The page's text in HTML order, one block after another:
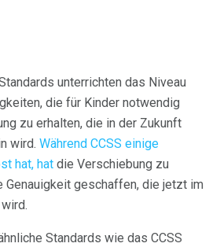
unterrichten das Niveau
die für Kinder notwendig
zu erhalten, die in der Zukunft
wird. Während CCSS einige
hat, hat die Verschiebung zu
Genauigkeit geschaffen, die jetzt im
Standards wie das CCSS